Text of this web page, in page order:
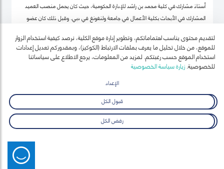
أستاذ مشارك في كلية محمد بن راشد للإدارة الحكومية، حيث كان يحمل منصب العميد
المشارك في الأبحاث بكلية الأعمال في جامعة ولنغونغ في دبي. وقبل ذلك كان عضو
نيوزيلندا لدراسات سوق العمل (معهد أبحاث العمل في نيوزيلندا حالياً).
لتقديم محتوى يناسب اهتماماتكم، وتطوير إدارة موقع الكلية، نرصد كيفية استخدام الزوار
للموقع، من خلال تحليل ما يعرف بملفات الارتباط (الكوكيز)، وبمقدوركم تعديل إعدادات
استخدام الموقع حسب رغبتكم. لمزيد من المعلومات، يرجع الاطلاع على سياساتنا
للخصوصية.زيارة سياسة الخصوصية
الإعداد
قبول الكل
رفض الكل